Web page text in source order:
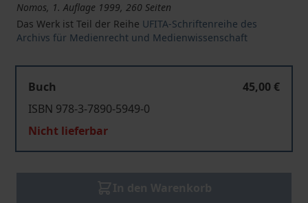
Nomos, 1. Auflage 1999, 260 Seiten
Das Werk ist Teil der Reihe UFITA-Schriftenreihe des
Archivs für Medienrecht und Medienwissenschaft
Buch
45,00 €
ISBN 978-3-7890-5949-0
Nicht lieferbar